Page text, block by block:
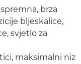
brza
bljeskalice,
svjetlo za
maksimalni niz